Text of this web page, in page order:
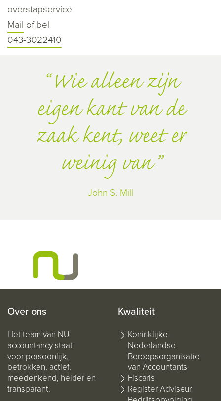
overstapservice
Mail of bel
043-3022410
Wie alleen zijn
eigen kant van de
zaak kent, weet er
weinig van
John S. Mill
Over ons
Het team van NU
accountancy staat
voor persoonlijk,
betrokken, actief,
meedenkend, helder en
transparant.
Kwaliteit
Koninklijke
Nederlandse
Beroepsorganisatie
van Accountants
Fiscaris
Register Adviseur